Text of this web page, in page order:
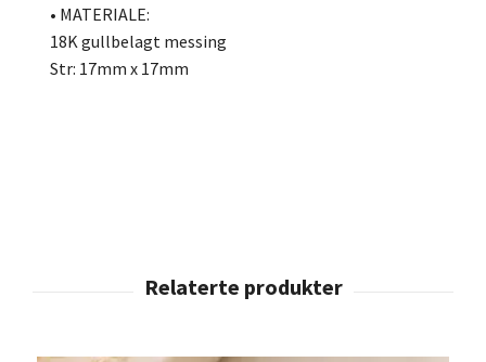
• MATERIALE:
18K gullbelagt messing
Str: 17mm x 17mm